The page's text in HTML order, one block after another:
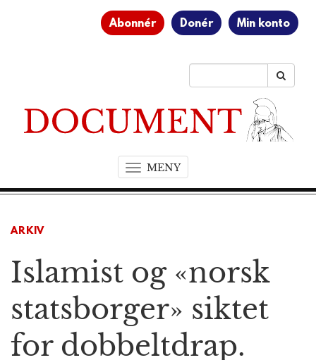
Abonnér Donér Min konto
MENYT
o
a
i
a
t
ARKIV
Islamist og «norsk
statsborger» siktet
for dobbeltdrap.